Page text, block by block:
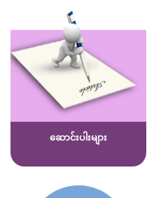
ဆောင်းပါးများ